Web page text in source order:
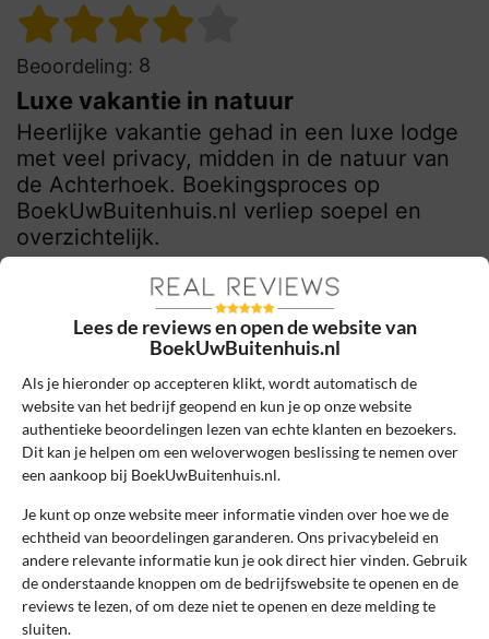
Beoordeling: 8
Luxe vakantie in natuur
Heerlijke vakantie gehad in een luxe lodge
met veel privacy, midden in de natuur van
de Achterhoek. Boekingsproces op
BoekUwBuitenhuis.nl verliep soepel en
overzichtelijk.
Review handmatig gecontroleerd en goedgekeurd.
Bekijk ons beleid
Reageer
David Struijk 25 november 2024, 12:10
Beoordeling: 8
Luxe lodge, pure rust
Heerlijke vakantie gehad in een luxe lodge
Lees de reviews en open de website van
BoekUwBuitenhuis.nl
Als je hieronder op accepteren klikt, wordt automatisch de
website van het bedrijf geopend en kun je op onze website
authentieke beoordelingen lezen van echte klanten en bezoekers.
Dit kan je helpen om een weloverwogen beslissing te nemen over
een aankoop bij BoekUwBuitenhuis.nl.
Je kunt op onze website meer informatie vinden over hoe we de
echtheid van beoordelingen garanderen. Ons privacybeleid en
andere relevante informatie kun je ook direct hier vinden. Gebruik
de onderstaande knoppen om de bedrijfswebsite te openen en de
reviews te lezen, of om deze niet te openen en deze melding te
sluiten.